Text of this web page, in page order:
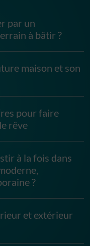
par un
à bâtir ?
maison et son
pour faire
rêve
à la fois dans
?
et extérieur